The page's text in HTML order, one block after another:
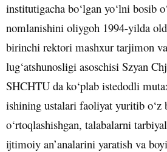
institutigacha bo‘lgan yo‘lni bosib
nomlanishini oliygoh 1994-yilda
birinchi rektori mashxur tarjimon
lug‘atshunosligi asoschisi Szyan
SHCHTU da ko‘plab istedodli
ishining ustalari faoliyat yuritib
o‘rtoqlashishgan, talabalarni
ijtimoiy an’analarini yaratish va